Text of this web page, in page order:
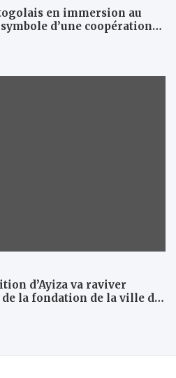
en immersion au
d’une coopération
et le leadership
la fondation de la ville de